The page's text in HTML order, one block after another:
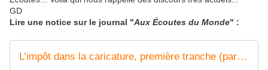
GD
Lire une notice sur le journal "Aux Écoutes du Monde" :
L’impôt dans la caricature, première tranche (par Daniel Dugne)